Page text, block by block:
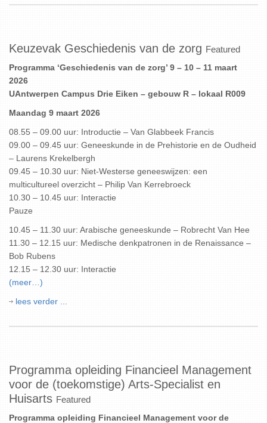
Keuzevak Geschiedenis van de zorg Featured
Programma ‘Geschiedenis van de zorg’ 9 – 10 – 11 maart
2026
UAntwerpen Campus Drie Eiken – gebouw R – lokaal R009
Maandag 9 maart 2026
08.55 – 09.00 uur: Introductie – Van Glabbeek Francis
09.00 – 09.45 uur: Geneeskunde in de Prehistorie en de Oudheid
– Laurens Krekelbergh
09.45 – 10.30 uur: Niet-Westerse geneeswijzen: een
multicultureel overzicht – Philip Van Kerrebroeck
10.30 – 10.45 uur: Interactie
Pauze
10.45 – 11.30 uur: Arabische geneeskunde – Robrecht Van Hee
11.30 – 12.15 uur: Medische denkpatronen in de Renaissance –
Bob Rubens
12.15 – 12.30 uur: Interactie
(meer…)
lees verder ...
Programma opleiding Financieel Management
voor de (toekomstige) Arts-Specialist en
Huisarts Featured
Programma opleiding Financieel Management voor de